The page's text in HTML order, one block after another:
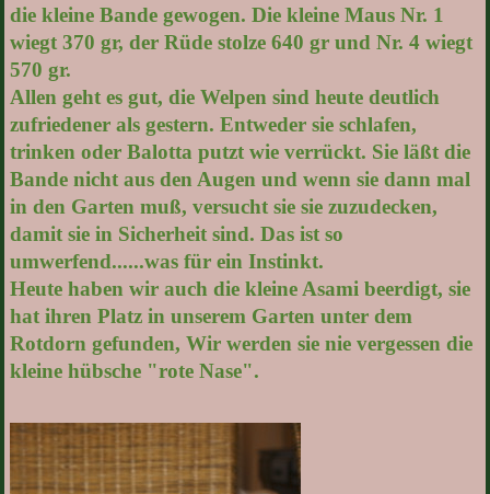
die kleine Bande gewogen. Die kleine Maus Nr. 1
wiegt 370 gr, der Rüde stolze 640 gr und Nr. 4 wiegt
570 gr.
Allen geht es gut, die Welpen sind heute deutlich
zufriedener als gestern. Entweder sie schlafen,
trinken oder Balotta putzt wie verrückt. Sie läßt die
Bande nicht aus den Augen und wenn sie dann mal
in den Garten muß, versucht sie sie zuzudecken,
damit sie in Sicherheit sind. Das ist so
umwerfend......was für ein Instinkt.
Heute haben wir auch die kleine Asami beerdigt, sie
hat ihren Platz in unserem Garten unter dem
Rotdorn gefunden, Wir werden sie nie vergessen die
kleine hübsche "rote Nase".